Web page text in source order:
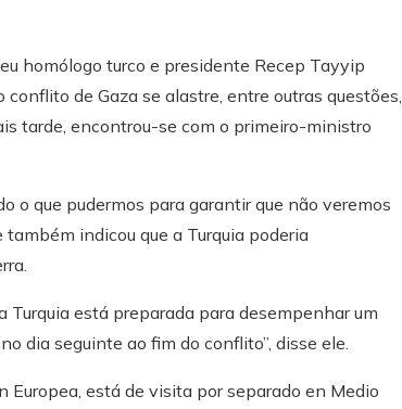
homólogo turco e presidente Recep Tayyip
de Gaza se alastre, entre outras questões,
tarde, encontrou-se com o primeiro-ministro
o que pudermos para garantir que não veremos
indicou que a Turquia poderia
Turquia está preparada para desempenhar um
dia seguinte ao fim do conflito”, disse ele.
está de visita por separado en Medio